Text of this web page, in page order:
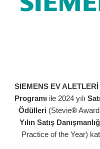
SIEMENS EV
Programıile 2024 yılı
Ödülleri (Stevie®
Yılın Satış
Practice of the Year)